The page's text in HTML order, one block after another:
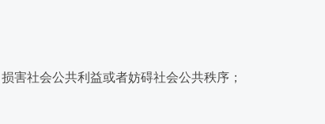
社会公共利益或者妨碍社会公共秩序；